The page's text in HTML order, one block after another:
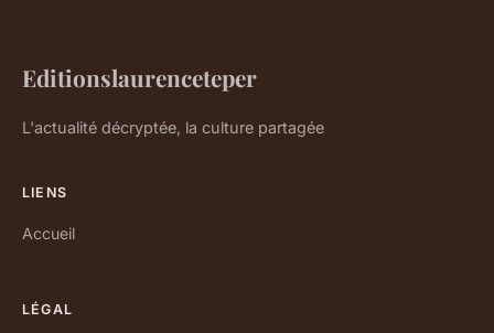
Editionslaurenceteper
L'actualité décryptée, la culture partagée
LIENS
Accueil
LÉGAL